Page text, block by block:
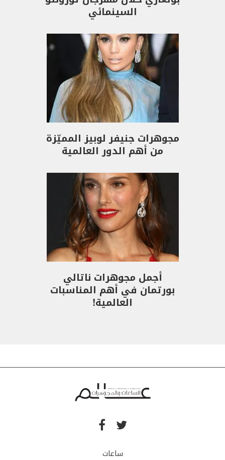
السينمائي
مجوهرات جنيفر لوبيز المميّزة
من أهم الدور العالمية
أجمل مجوهرات ناتالي
بورتمان في أهم المناسبات
العالمية!
ساعات